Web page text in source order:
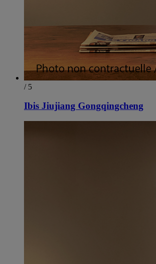
/ 5
Ibis Jiujiang Gongqingcheng